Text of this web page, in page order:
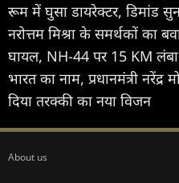
रूम में घुसा डायरेक्टर, डिमांड
नरोत्तम मिश्रा के समर्थकों का
घायल, NH-44 पर 15 KM
भारत का नाम, प्रधानमंत्री
दिया तरक्की का नया विजन
About us